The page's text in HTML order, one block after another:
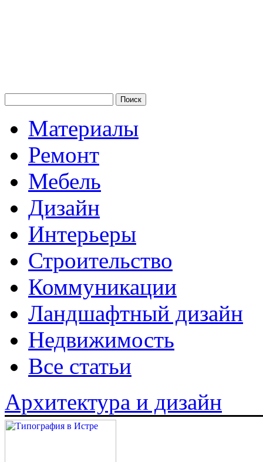
Материалы
Ремонт
Мебель
Дизайн
Интерьеры
Строительство
Коммуникации
Ландшафтный дизайн
Недвижимость
Все статьи
Архитектура и дизайн